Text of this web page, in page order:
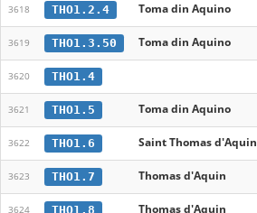
3618 THO1.2.4 Toma din Aquino
3619 THO1.3.50 Toma din Aquino
3620 THO1.4
3621 THO1.5 Toma din Aquino
3622 THO1.6 Saint Thomas d'Aquin
3623 THO1.7 Thomas d'Aquin
3624 THO1.8 Thomas d'Aquin